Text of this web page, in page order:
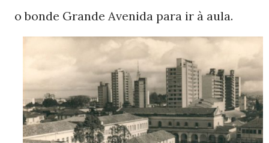
o bonde Grande Avenida para ir à aula.